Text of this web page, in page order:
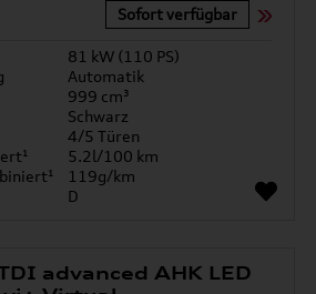
Sofort verfügbar
81 kW (110 PS)
Automatik
999 cm³
Schwarz
4/5 Türen
5.2l/100 km
119g/km
D
advanced AHK LED